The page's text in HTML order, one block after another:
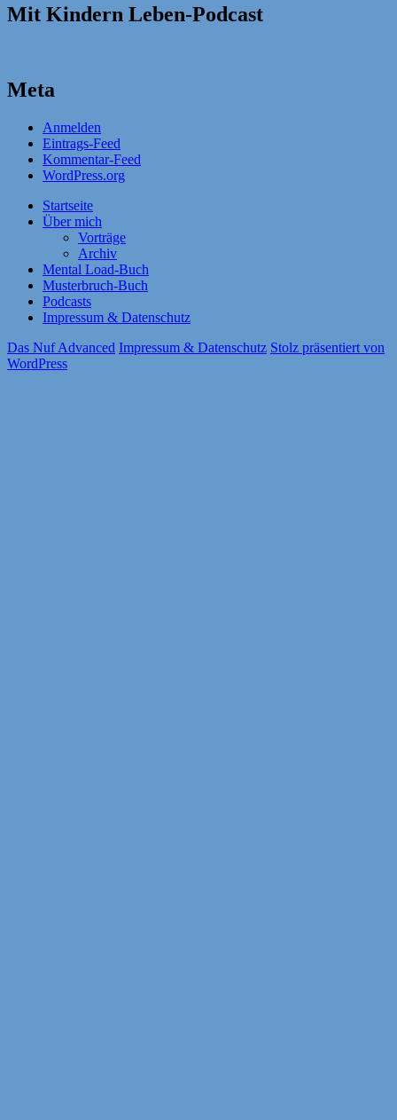
Mit Kindern Leben-Podcast
Meta
Anmelden
Eintrags-Feed
Kommentar-Feed
WordPress.org
Startseite
Über mich
Vorträge
Archiv
Mental Load-Buch
Musterbruch-Buch
Podcasts
Impressum & Datenschutz
Das Nuf Advanced Impressum & Datenschutz Stolz präsentiert von
WordPress